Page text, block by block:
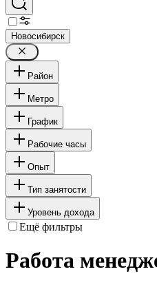
Новосибирск
Район
Метро
График
Рабочие часы
Опыт
Тип занятости
Уровень дохода
Ещё фильтры
Работа